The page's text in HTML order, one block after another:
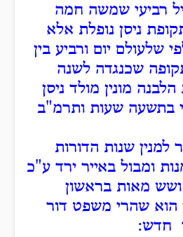
רביעי שמשה חמה
ניסן נופלת אלא
שלעולם יום ורביע בין
שכנגדה לשנה
מונין מולד ניסן
בתשעה שעות ותרמ"ב
למנין שנות הדורות
ומבול באייר ירד ע"כ
מאות בראשון
הוא שהרי משפט דור
חדש: